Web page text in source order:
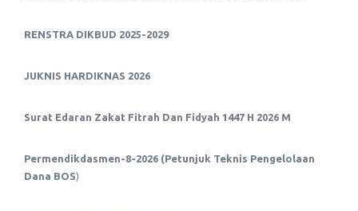
RENSTRA DIKBUD 2025-2029
JUKNIS HARDIKNAS 2026
Surat Edaran Zakat Fitrah Dan Fidyah 1447 H 2026 M
Permendikdasmen-8-2026 (Petunjuk Teknis Pengelolaan
Dana BOS)